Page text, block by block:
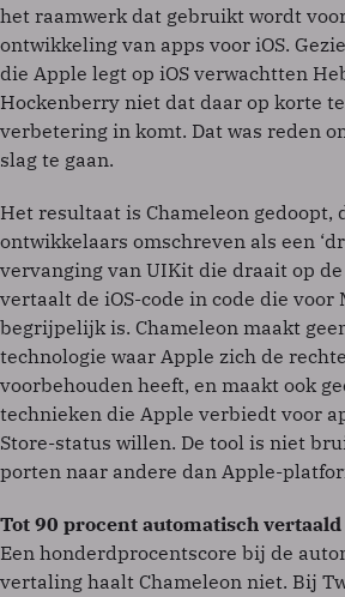
het raamwerk dat gebruikt wordt
ontwikkeling van apps voor iOS.
die Apple legt op iOS verwachtten
Hockenberry niet dat daar op korte
verbetering in komt. Dat was reden
slag te gaan.
Het resultaat is Chameleon gedoopt,
ontwikkelaars omschreven als een
vervanging van UIKit die draait op de
vertaalt de iOS-code in code die voor
begrijpelijk is. Chameleon maakt
technologie waar Apple zich de
voorbehouden heeft, en maakt ook
technieken die Apple verbiedt voor
Store-status willen. De tool is niet
porten naar andere dan Apple-
Tot 90 procent automatisch vertaald
Een honderdprocentscore bij de
vertaling haalt Chameleon niet. Bij